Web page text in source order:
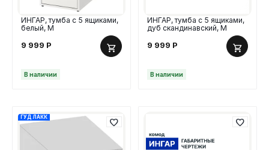
ИНГАР, тумба с 5 ящиками,
белый, М
9 999 Р
В наличии
ИНГАР, тумба с 5 ящиками,
дуб скандинавский, М
9 999 Р
В наличии
ГУД ЛАКК